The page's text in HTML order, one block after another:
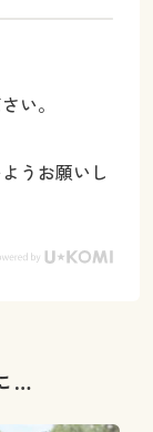
い。
うお願いし
…